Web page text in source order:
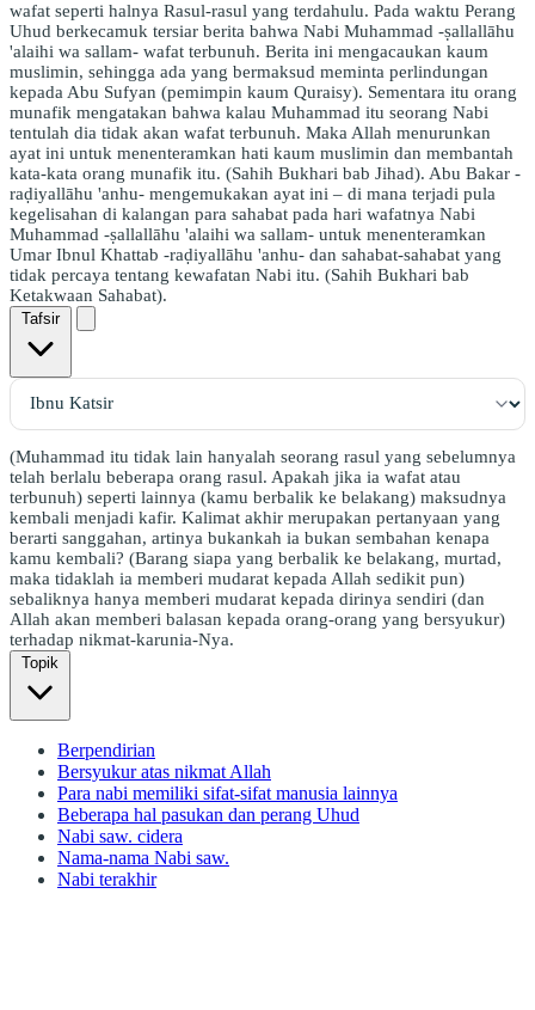
wafat seperti halnya Rasul-rasul yang terdahulu. Pada waktu Perang
Uhud berkecamuk tersiar berita bahwa Nabi Muhammad -ṣallallāhu
'alaihi wa sallam- wafat terbunuh. Berita ini mengacaukan kaum
muslimin, sehingga ada yang bermaksud meminta perlindungan
kepada Abu Sufyan (pemimpin kaum Quraisy). Sementara itu orang
munafik mengatakan bahwa kalau Muhammad itu seorang Nabi
tentulah dia tidak akan wafat terbunuh. Maka Allah menurunkan
ayat ini untuk menenteramkan hati kaum muslimin dan membantah
kata-kata orang munafik itu. (Sahih Bukhari bab Jihad). Abu Bakar -
raḍiyallāhu 'anhu- mengemukakan ayat ini – di mana terjadi pula
kegelisahan di kalangan para sahabat pada hari wafatnya Nabi
Muhammad -ṣallallāhu 'alaihi wa sallam- untuk menenteramkan
Umar Ibnul Khattab -raḍiyallāhu 'anhu- dan sahabat-sahabat yang
tidak percaya tentang kewafatan Nabi itu. (Sahih Bukhari bab
Ketakwaan Sahabat).
Tafsir
(Muhammad itu tidak lain hanyalah seorang rasul yang sebelumnya
telah berlalu beberapa orang rasul. Apakah jika ia wafat atau
terbunuh) seperti lainnya (kamu berbalik ke belakang) maksudnya
kembali menjadi kafir. Kalimat akhir merupakan pertanyaan yang
berarti sanggahan, artinya bukankah ia bukan sembahan kenapa
kamu kembali? (Barang siapa yang berbalik ke belakang, murtad,
maka tidaklah ia memberi mudarat kepada Allah sedikit pun)
sebaliknya hanya memberi mudarat kepada dirinya sendiri (dan
Allah akan memberi balasan kepada orang-orang yang bersyukur)
terhadap nikmat-karunia-Nya.
Topik
Berpendirian
Bersyukur atas nikmat Allah
Para nabi memiliki sifat-sifat manusia lainnya
Beberapa hal pasukan dan perang Uhud
Nabi saw. cidera
Nama-nama Nabi saw.
Nabi terakhir